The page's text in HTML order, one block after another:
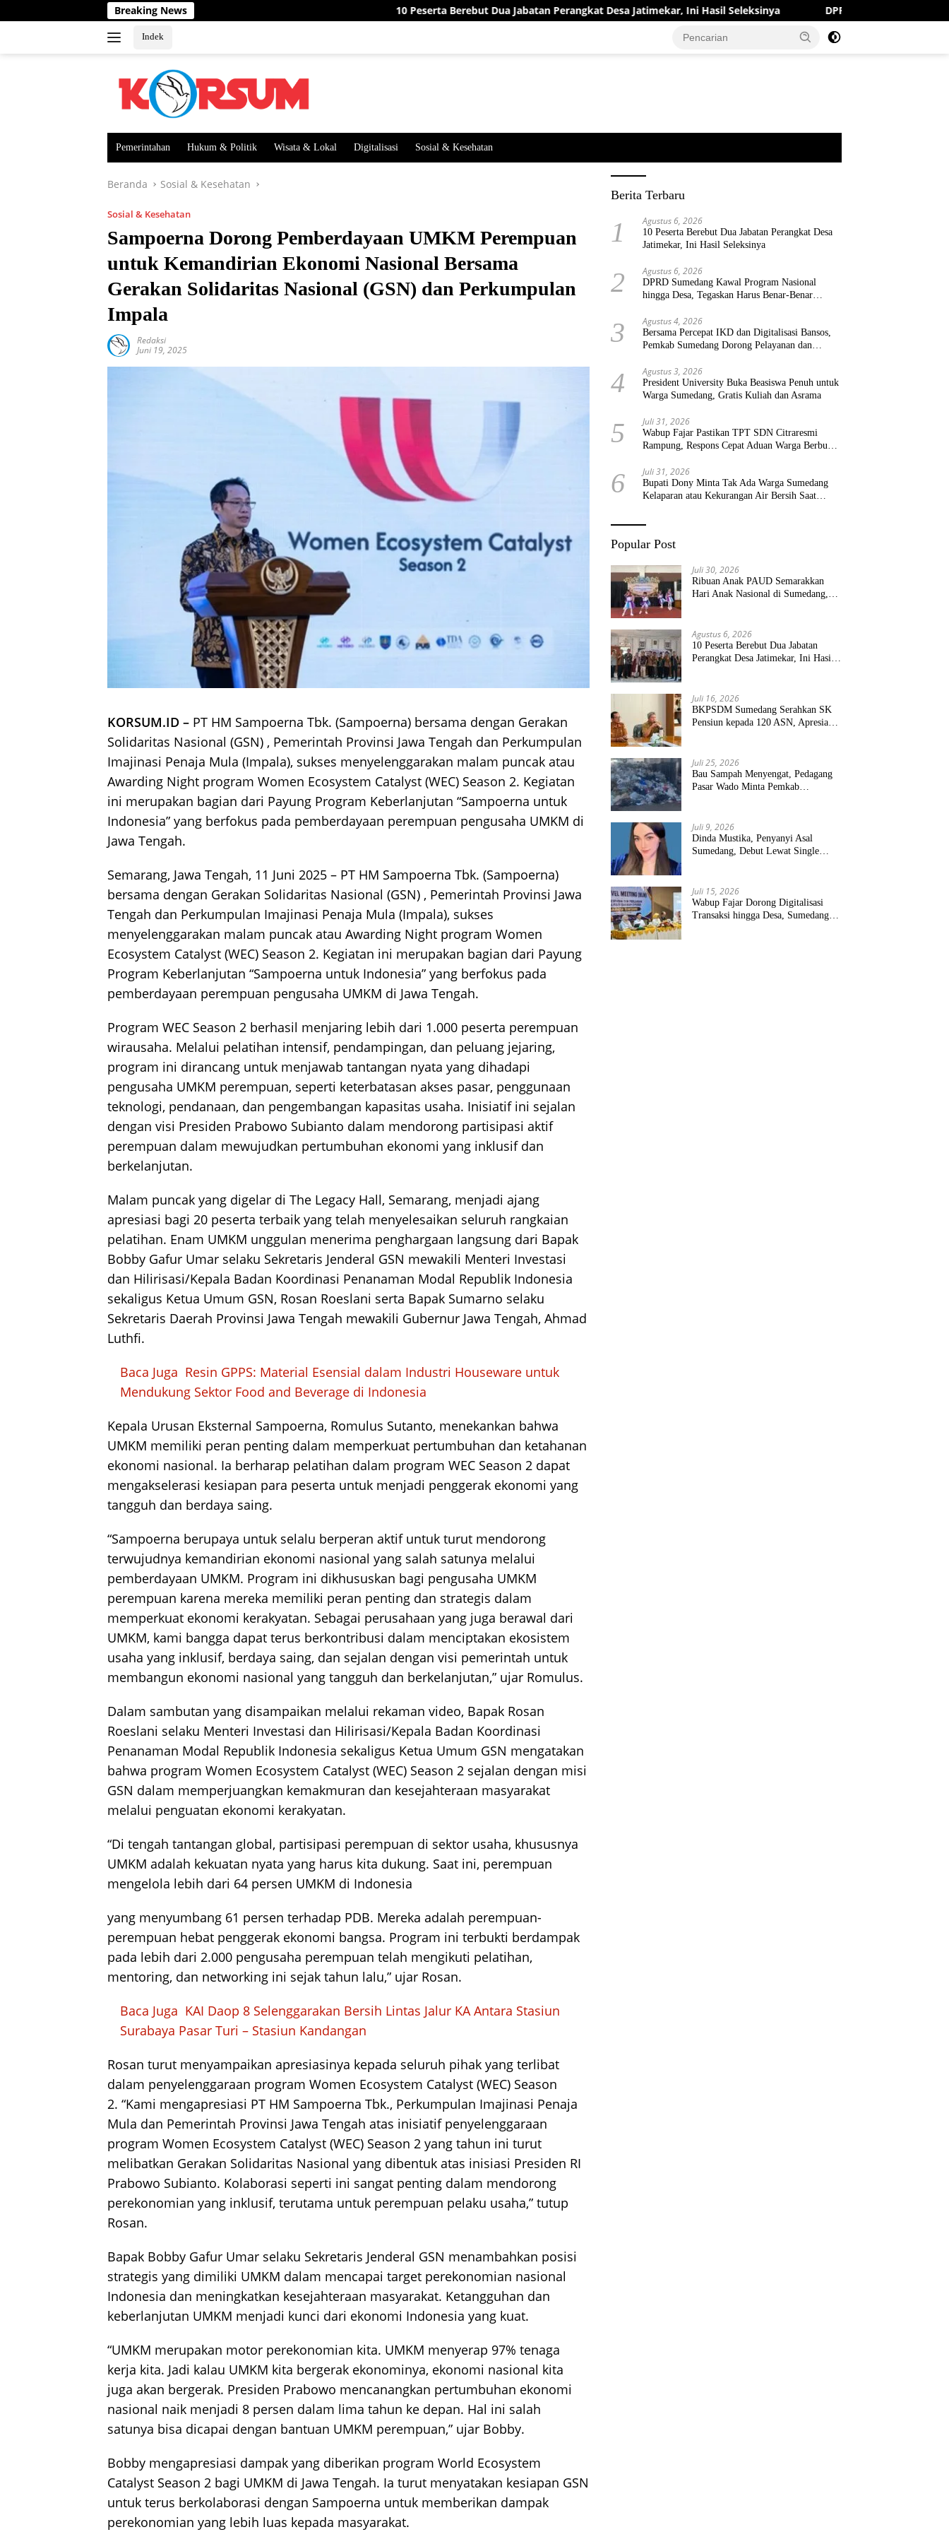
ke
Breaking News 10 Peserta Berebut Dua Jabatan Perangkat Desa Jatimekar, Ini Hasil Seleksinya DPRD Sumedang Kawal Program Nasional
Indek
Pemerintahan Hukum & Politik Wisata & Lokal Digitalisasi Sosial & Kesehatan
Beranda Sosial & Kesehatan
Sosial & Kesehatan
Sampoerna Dorong Pemberdayaan UMKM Perempuan
untuk Kemandirian Ekonomi Nasional Bersama
Gerakan Solidaritas Nasional (GSN) dan Perkumpulan
Impala
Redaksi
Juni 19, 2025
KORSUM.ID – PT HM Sampoerna Tbk. (Sampoerna) bersama dengan Gerakan
Solidaritas Nasional (GSN) , Pemerintah Provinsi Jawa Tengah dan Perkumpulan
Imajinasi Penaja Mula (Impala), sukses menyelenggarakan malam puncak atau
Awarding Night program Women Ecosystem Catalyst (WEC) Season 2. Kegiatan
ini merupakan bagian dari Payung Program Keberlanjutan “Sampoerna untuk
Indonesia” yang berfokus pada pemberdayaan perempuan pengusaha UMKM di
Jawa Tengah.
Semarang, Jawa Tengah, 11 Juni 2025 – PT HM Sampoerna Tbk. (Sampoerna)
bersama dengan Gerakan Solidaritas Nasional (GSN) , Pemerintah Provinsi Jawa
Tengah dan Perkumpulan Imajinasi Penaja Mula (Impala), sukses
menyelenggarakan malam puncak atau Awarding Night program Women
Ecosystem Catalyst (WEC) Season 2. Kegiatan ini merupakan bagian dari Payung
Program Keberlanjutan “Sampoerna untuk Indonesia” yang berfokus pada
pemberdayaan perempuan pengusaha UMKM di Jawa Tengah.
Program WEC Season 2 berhasil menjaring lebih dari 1.000 peserta perempuan
wirausaha. Melalui pelatihan intensif, pendampingan, dan peluang jejaring,
program ini dirancang untuk menjawab tantangan nyata yang dihadapi
pengusaha UMKM perempuan, seperti keterbatasan akses pasar, penggunaan
teknologi, pendanaan, dan pengembangan kapasitas usaha. Inisiatif ini sejalan
dengan visi Presiden Prabowo Subianto dalam mendorong partisipasi aktif
perempuan dalam mewujudkan pertumbuhan ekonomi yang inklusif dan
berkelanjutan.
Malam puncak yang digelar di The Legacy Hall, Semarang, menjadi ajang
apresiasi bagi 20 peserta terbaik yang telah menyelesaikan seluruh rangkaian
pelatihan. Enam UMKM unggulan menerima penghargaan langsung dari Bapak
Bobby Gafur Umar selaku Sekretaris Jenderal GSN mewakili Menteri Investasi
dan Hilirisasi/Kepala Badan Koordinasi Penanaman Modal Republik Indonesia
sekaligus Ketua Umum GSN, Rosan Roeslani serta Bapak Sumarno selaku
Sekretaris Daerah Provinsi Jawa Tengah mewakili Gubernur Jawa Tengah, Ahmad
Luthfi.
Baca Juga Resin GPPS: Material Esensial dalam Industri Houseware untuk
Mendukung Sektor Food and Beverage di Indonesia
Kepala Urusan Eksternal Sampoerna, Romulus Sutanto, menekankan bahwa
UMKM memiliki peran penting dalam memperkuat pertumbuhan dan ketahanan
ekonomi nasional. Ia berharap pelatihan dalam program WEC Season 2 dapat
mengakselerasi kesiapan para peserta untuk menjadi penggerak ekonomi yang
tangguh dan berdaya saing.
“Sampoerna berupaya untuk selalu berperan aktif untuk turut mendorong
terwujudnya kemandirian ekonomi nasional yang salah satunya melalui
pemberdayaan UMKM. Program ini dikhususkan bagi pengusaha UMKM
perempuan karena mereka memiliki peran penting dan strategis dalam
memperkuat ekonomi kerakyatan. Sebagai perusahaan yang juga berawal dari
UMKM, kami bangga dapat terus berkontribusi dalam menciptakan ekosistem
usaha yang inklusif, berdaya saing, dan sejalan dengan visi pemerintah untuk
membangun ekonomi nasional yang tangguh dan berkelanjutan,” ujar Romulus.
Dalam sambutan yang disampaikan melalui rekaman video, Bapak Rosan
Roeslani selaku Menteri Investasi dan Hilirisasi/Kepala Badan Koordinasi
Penanaman Modal Republik Indonesia sekaligus Ketua Umum GSN mengatakan
bahwa program Women Ecosystem Catalyst (WEC) Season 2 sejalan dengan misi
GSN dalam memperjuangkan kemakmuran dan kesejahteraan masyarakat
melalui penguatan ekonomi kerakyatan.
“Di tengah tantangan global, partisipasi perempuan di sektor usaha, khususnya
UMKM adalah kekuatan nyata yang harus kita dukung. Saat ini, perempuan
mengelola lebih dari 64 persen UMKM di Indonesia
yang menyumbang 61 persen terhadap PDB. Mereka adalah perempuan-
perempuan hebat penggerak ekonomi bangsa. Program ini terbukti berdampak
pada lebih dari 2.000 pengusaha perempuan telah mengikuti pelatihan,
mentoring, dan networking ini sejak tahun lalu,” ujar Rosan.
Baca Juga KAI Daop 8 Selenggarakan Bersih Lintas Jalur KA Antara Stasiun
Surabaya Pasar Turi – Stasiun Kandangan
Rosan turut menyampaikan apresiasinya kepada seluruh pihak yang terlibat
dalam penyelenggaraan program Women Ecosystem Catalyst (WEC) Season
2. “Kami mengapresiasi PT HM Sampoerna Tbk., Perkumpulan Imajinasi Penaja
Mula dan Pemerintah Provinsi Jawa Tengah atas inisiatif penyelenggaraan
program Women Ecosystem Catalyst (WEC) Season 2 yang tahun ini turut
melibatkan Gerakan Solidaritas Nasional yang dibentuk atas inisiasi Presiden RI
Prabowo Subianto. Kolaborasi seperti ini sangat penting dalam mendorong
perekonomian yang inklusif, terutama untuk perempuan pelaku usaha,” tutup
Rosan.
Bapak Bobby Gafur Umar selaku Sekretaris Jenderal GSN menambahkan posisi
strategis yang dimiliki UMKM dalam mencapai target perekonomian nasional
Indonesia dan meningkatkan kesejahteraan masyarakat. Ketangguhan dan
keberlanjutan UMKM menjadi kunci dari ekonomi Indonesia yang kuat.
“UMKM merupakan motor perekonomian kita. UMKM menyerap 97% tenaga
kerja kita. Jadi kalau UMKM kita bergerak ekonominya, ekonomi nasional kita
juga akan bergerak. Presiden Prabowo mencanangkan pertumbuhan ekonomi
nasional naik menjadi 8 persen dalam lima tahun ke depan. Hal ini salah
satunya bisa dicapai dengan bantuan UMKM perempuan,” ujar Bobby.
Bobby mengapresiasi dampak yang diberikan program World Ecosystem
Catalyst Season 2 bagi UMKM di Jawa Tengah. Ia turut menyatakan kesiapan GSN
untuk terus berkolaborasi dengan Sampoerna untuk memberikan dampak
perekonomian yang lebih luas kepada masyarakat.
Berita Terbaru
1 Agustus 6, 2026
10 Peserta Berebut Dua Jabatan Perangkat Desa
Jatimekar, Ini Hasil Seleksinya
2 Agustus 6, 2026
DPRD Sumedang Kawal Program Nasional
hingga Desa, Tegaskan Harus Benar-Benar
3 Agustus 4, 2026
Bersama Percepat IKD dan Digitalisasi Bansos,
Pemkab Sumedang Dorong Pelayanan dan
4 Agustus 3, 2026
President University Buka Beasiswa Penuh untuk
Warga Sumedang, Gratis Kuliah dan Asrama
5 Juli 31, 2026
Wabup Fajar Pastikan TPT SDN Citraresmi
Rampung, Respons Cepat Aduan Warga Berbuah
6 Juli 31, 2026
Bupati Dony Minta Tak Ada Warga Sumedang
Kelaparan atau Kekurangan Air Bersih Saat
Popular Post
Juli 30, 2026
Ribuan Anak PAUD Semarakkan
Hari Anak Nasional di Sumedang,
Agustus 6, 2026
10 Peserta Berebut Dua Jabatan
Perangkat Desa Jatimekar, Ini Hasil
Juli 16, 2026
BKPSDM Sumedang Serahkan SK
Pensiun kepada 120 ASN, Apresiasi
Juli 25, 2026
Bau Sampah Menyengat, Pedagang
Pasar Wado Minta Pemkab
Juli 9, 2026
Dinda Mustika, Penyanyi Asal
Sumedang, Debut Lewat Single
Juli 15, 2026
Wabup Fajar Dorong Digitalisasi
Transaksi hingga Desa, Sumedang